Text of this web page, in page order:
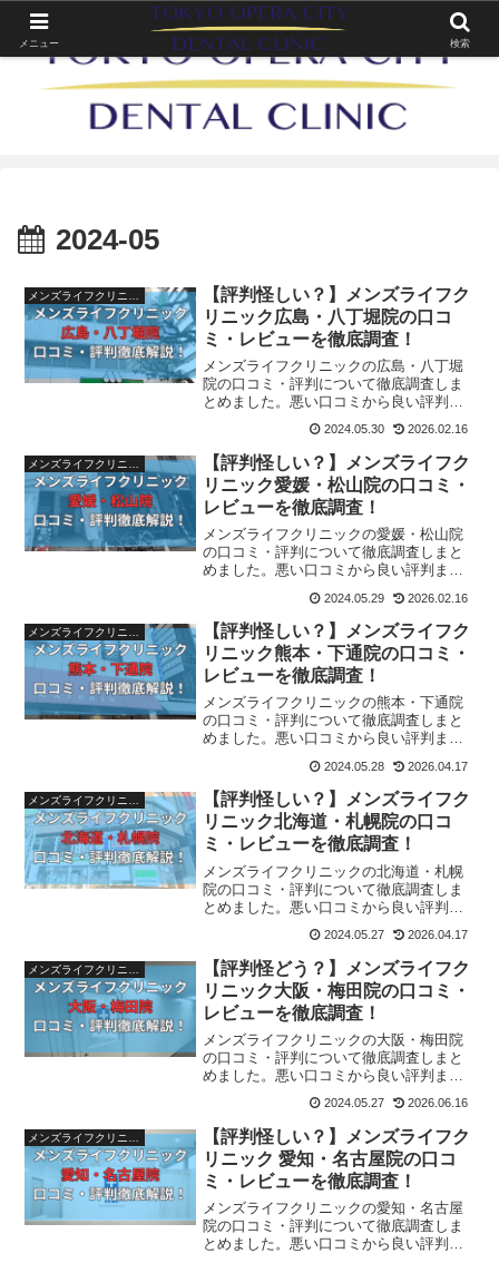
2024-05
【評判怪しい？】メンズライフク
リニック広島・八丁堀院の口コ
ミ・レビューを徹底調査！
メンズライフクリニックの広島・八丁堀
院の口コミ・評判について徹底調査しま
とめました。悪い口コミから良い評判ま
イフクリニック広島・八丁堀院に通うか
迷っている人は参考にしてみてください
ね。
2024.05.30 2026.02.16
【評判怪しい？】メンズライフク
リニック愛媛・松山院の口コミ・
レビューを徹底調査！
メンズライフクリニックの愛媛・松山院
の口コミ・評判について徹底調査しまと
めました。悪い口コミから良い評判まで
フクリニック愛媛・松山院に通うか迷っ
ている人は参考にしてみてくださいね。
2024.05.29 2026.02.16
【評判怪しい？】メンズライフク
リニック熊本・下通院の口コミ・
レビューを徹底調査！
メンズライフクリニックの熊本・下通院
の口コミ・評判について徹底調査しまと
めました。悪い口コミから良い評判まで
フクリニック熊本・下通院に通うか迷っ
ている人は参考にしてみてくださいね。
2024.05.28 2026.04.17
メンズライフクリニック
【評判怪しい？】メンズライフク
リニック北海道・札幌院の口コ
ミ・レビューを徹底調査！
メンズライフクリニックの北海道・札幌
院の口コミ・評判について徹底調査しま
とめました。悪い口コミから良い評判ま
イフクリニック北海道・札幌院に通うか
迷っている人は参考にしてみてください
ね。
2024.05.27 2026.04.17
【評判怪どう？】メンズライフク
リニック大阪・梅田院の口コミ・
レビューを徹底調査！
メンズライフクリニックの大阪・梅田院
の口コミ・評判について徹底調査しまと
めました。悪い口コミから良い評判まで
フクリニック大阪・梅田院に通うか迷っ
ている人は参考にしてみてくださいね。
2024.05.27 2026.06.16
【評判怪しい？】メンズライフク
リニック 愛知・名古屋院の口コ
ミ・レビューを徹底調査！
メンズライフクリニックの愛知・名古屋
院の口コミ・評判について徹底調査しま
とめました。悪い口コミから良い評判ま
メニュー 検索